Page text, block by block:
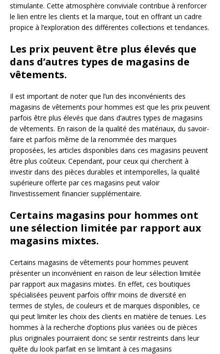
stimulante. Cette atmosphère conviviale contribue à renforcer
le lien entre les clients et la marque, tout en offrant un cadre
propice à l’exploration des différentes collections et tendances.
Les prix peuvent être plus élevés que
dans d’autres types de magasins de
vêtements.
Il est important de noter que l’un des inconvénients des
magasins de vêtements pour hommes est que les prix peuvent
parfois être plus élevés que dans d’autres types de magasins
de vêtements. En raison de la qualité des matériaux, du savoir-
faire et parfois même de la renommée des marques
proposées, les articles disponibles dans ces magasins peuvent
être plus coûteux. Cependant, pour ceux qui cherchent à
investir dans des pièces durables et intemporelles, la qualité
supérieure offerte par ces magasins peut valoir
l’investissement financier supplémentaire.
Certains magasins pour hommes ont
une sélection limitée par rapport aux
magasins mixtes.
Certains magasins de vêtements pour hommes peuvent
présenter un inconvénient en raison de leur sélection limitée
par rapport aux magasins mixtes. En effet, ces boutiques
spécialisées peuvent parfois offrir moins de diversité en
termes de styles, de couleurs et de marques disponibles, ce
qui peut limiter les choix des clients en matière de tenues. Les
hommes à la recherche d’options plus variées ou de pièces
plus originales pourraient donc se sentir restreints dans leur
quête du look parfait en se limitant à ces magasins